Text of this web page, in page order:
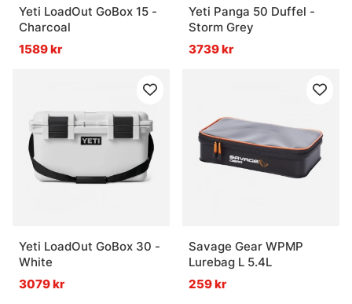
Yeti LoadOut GoBox 15 -
Charcoal
1589 kr
Yeti Panga 50 Duffel -
Storm Grey
3739 kr
Yeti LoadOut GoBox 30 -
White
3079 kr
Savage Gear WPMP
Lurebag L 5.4L
259 kr